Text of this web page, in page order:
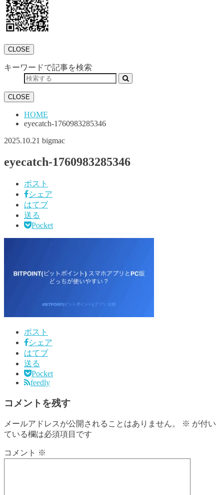
CLOSE
キーワードで記事を検索
CLOSE
HOME
eyecatch-1760983285346
2025.10.21 bigmac
eyecatch-1760983285346
ポスト
シェア
はてブ
送る
Pocket
ポスト
シェア
はてブ
送る
Pocket
feedly
コメントを残す
メールアドレスが公開されることはありません。 ※ が付い
ている欄は必須項目です
コメント ※